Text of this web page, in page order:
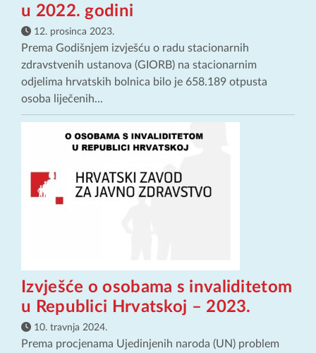
u 2022. godini
12. prosinca 2023.
Prema Godišnjem izvješću o radu stacionarnih
zdravstvenih ustanova (GIORB) na stacionarnim
odjelima hrvatskih bolnica bilo je 658.189 otpusta
osoba liječenih...
Izvješće o osobama s invaliditetom
u Republici Hrvatskoj – 2023.
10. travnja 2024.
Prema procjenama Ujedinjenih naroda (UN) problem